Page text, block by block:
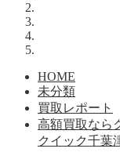
HOME
未分類
買取レポート
高額買取なら
クイック千葉